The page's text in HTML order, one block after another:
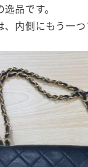
品です。
、内側にもう一